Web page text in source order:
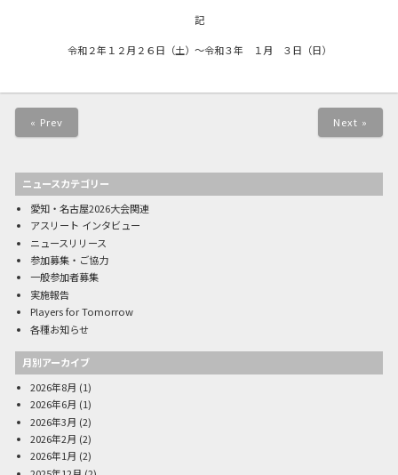
記
令和２年１２月２６日（土）〜令和３年 １月 ３日（日）
« Prev Next »
ニュースカテゴリー
愛知・名古屋2026大会関連
アスリート インタビュー
ニュースリリース
参加募集・ご協力
一般参加者募集
実施報告
Players for Tomorrow
各種お知らせ
月別アーカイブ
2026年8月 (1)
2026年6月 (1)
2026年3月 (2)
2026年2月 (2)
2026年1月 (2)